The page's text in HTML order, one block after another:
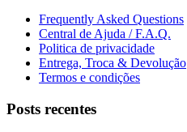
Frequently Asked Questions
Central de Ajuda / F.A.Q.
Politica de privacidade
Entrega, Troca & Devolução
Termos e condições
Posts recentes